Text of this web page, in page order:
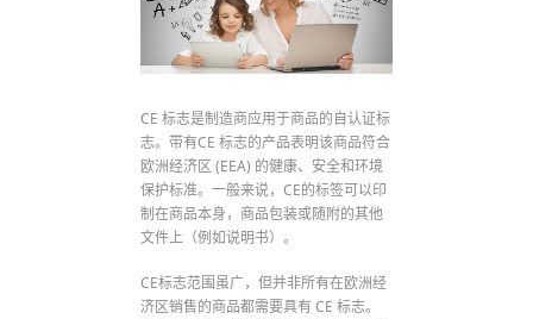
CE 标志是制造商应用于商品的自认证标
志。带有CE 标志的产品表明该商品符合
欧洲经济区 (EEA) 的健康、安全和环境
保护标准。一般来说，CE的标签可以印
制在商品本身，商品包装或随附的其他
文件上（例如说明书）。
CE标志范围虽广，但并非所有在欧洲经
济区销售的商品都需要具有 CE 标志。